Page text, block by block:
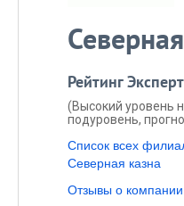
Рейтинг
(Высокий уровень
подуровень,
Список всех
Северная казна
Отзывы о